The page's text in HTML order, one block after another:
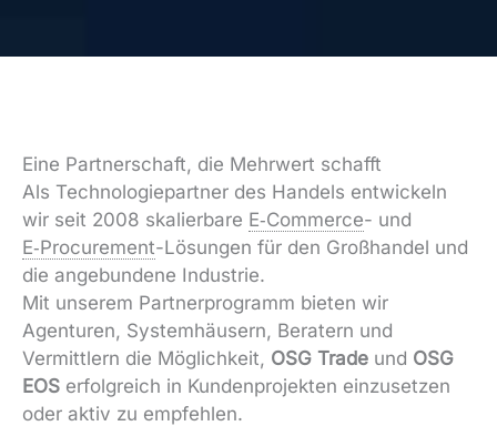
Eine Partnerschaft, die Mehrwert schafft
Als Technologiepartner des Handels entwickeln
wir seit 2008 skalierbare E‑Commerce- und
E‑Procurement-Lösungen für den Großhandel und
die angebundene Industrie.
Mit unserem Partnerprogramm bieten wir
Agenturen, Systemhäusern, Beratern und
Vermittlern die Möglichkeit, OSG Trade und OSG
EOS erfolgreich in Kundenprojekten einzusetzen
oder aktiv zu empfehlen.